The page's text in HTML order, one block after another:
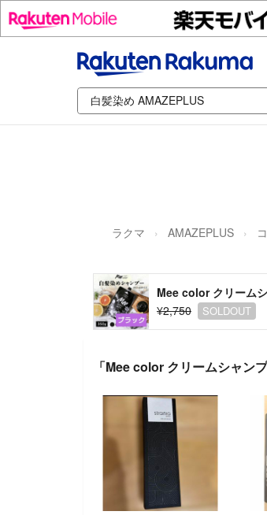
ラクマ AMAZEPLUS
Mee color クリーム
¥2,750
SOLDOUT
「Mee color クリームシャ